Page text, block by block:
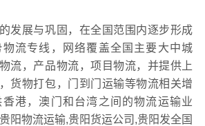
发展与巩固，在全国范围内逐步形成
流专线，网络覆盖全国主要大中城
流，产品物流，项目物流，并提供上
货物打包，门到门运输等物流相关增
港，澳门和台湾之间的物流运输业
阳物流运输,贵阳货运公司,贵阳发全国